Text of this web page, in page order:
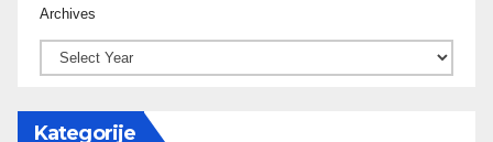
Archives
Kategorije